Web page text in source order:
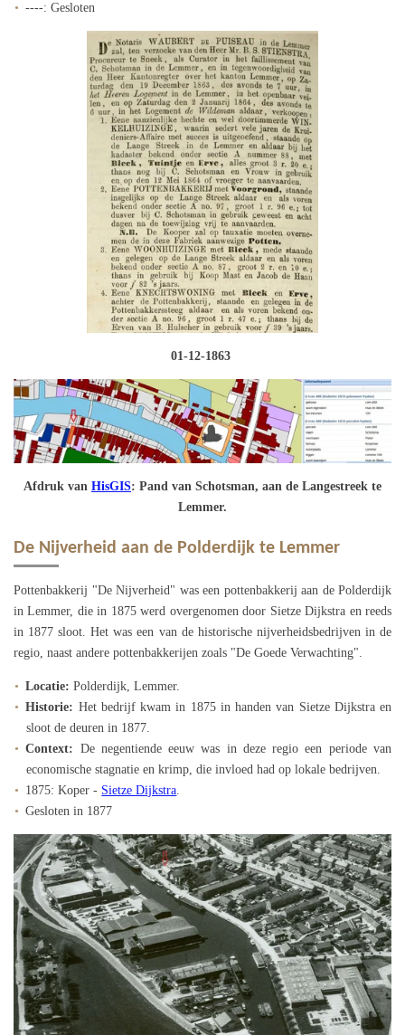
----: Gesloten
01-12-1863
Afdruk van HisGIS: Pand van Schotsman, aan de Langestreek te
Lemmer.
De Nijverheid aan de Polderdijk te Lemmer
Pottenbakkerij "De Nijverheid" was een pottenbakkerij aan de Polderdijk
in Lemmer, die in 1875 werd overgenomen door Sietze Dijkstra en reeds
in 1877 sloot. Het was een van de historische nijverheidsbedrijven in de
regio, naast andere pottenbakkerijen zoals "De Goede Verwachting".
Locatie: Polderdijk, Lemmer.
Historie: Het bedrijf kwam in 1875 in handen van Sietze Dijkstra en
sloot de deuren in 1877.
Context: De negentiende eeuw was in deze regio een periode van
economische stagnatie en krimp, die invloed had op lokale bedrijven.
1875: Koper - Sietze Dijkstra
Gesloten in 1877